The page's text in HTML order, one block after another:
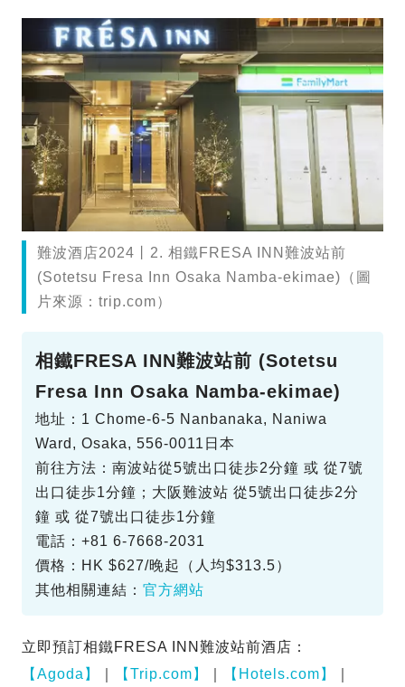
難波酒店2024丨2. 相鐵FRESA INN難波站前
(Sotetsu Fresa Inn Osaka Namba-ekimae)（圖
片來源：trip.com）
相鐵FRESA INN難波站前 (Sotetsu
Fresa Inn Osaka Namba-ekimae)
地址：1 Chome-6-5 Nanbanaka, Naniwa
Ward, Osaka, 556-0011日本
前往方法：南波站從5號出口徒歩2分鐘 或 從7號
出口徒歩1分鐘；大阪難波站 從5號出口徒歩2分
鐘 或 從7號出口徒歩1分鐘
電話：+81 6-7668-2031
價格：HK $627/晚起（人均$313.5）
其他相關連結： 官方網站
立即預訂相鐵FRESA INN難波站前酒店：
【Agoda】
【Trip.com】 【Hotels.com】